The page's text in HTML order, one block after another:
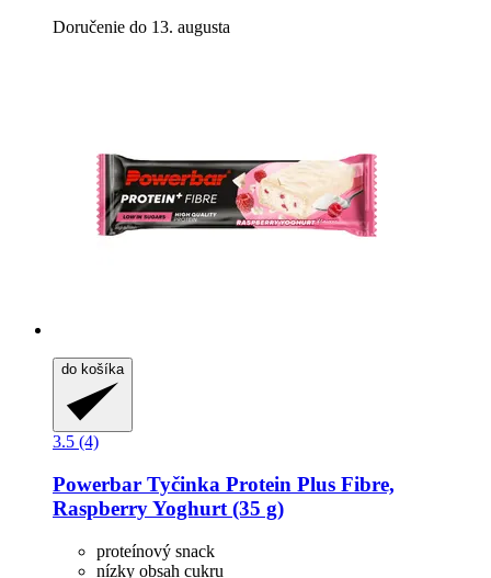
Doručenie do 13. augusta
do košíka
3.5 (4)
Powerbar Tyčinka Protein Plus Fibre,
Raspberry Yoghurt (35 g)
proteínový snack
nízky obsah cukru